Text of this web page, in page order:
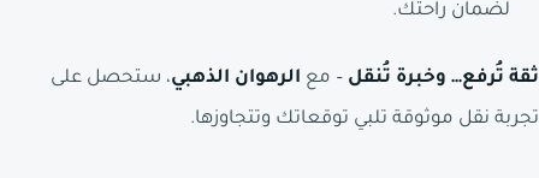
لضمان راحتك.
ثقة تُرفع… وخبرة تُنقل – مع الرهوان الذهبي، ستحصل على
تجربة نقل موثوقة تلبي توقعاتك وتتجاوزها.